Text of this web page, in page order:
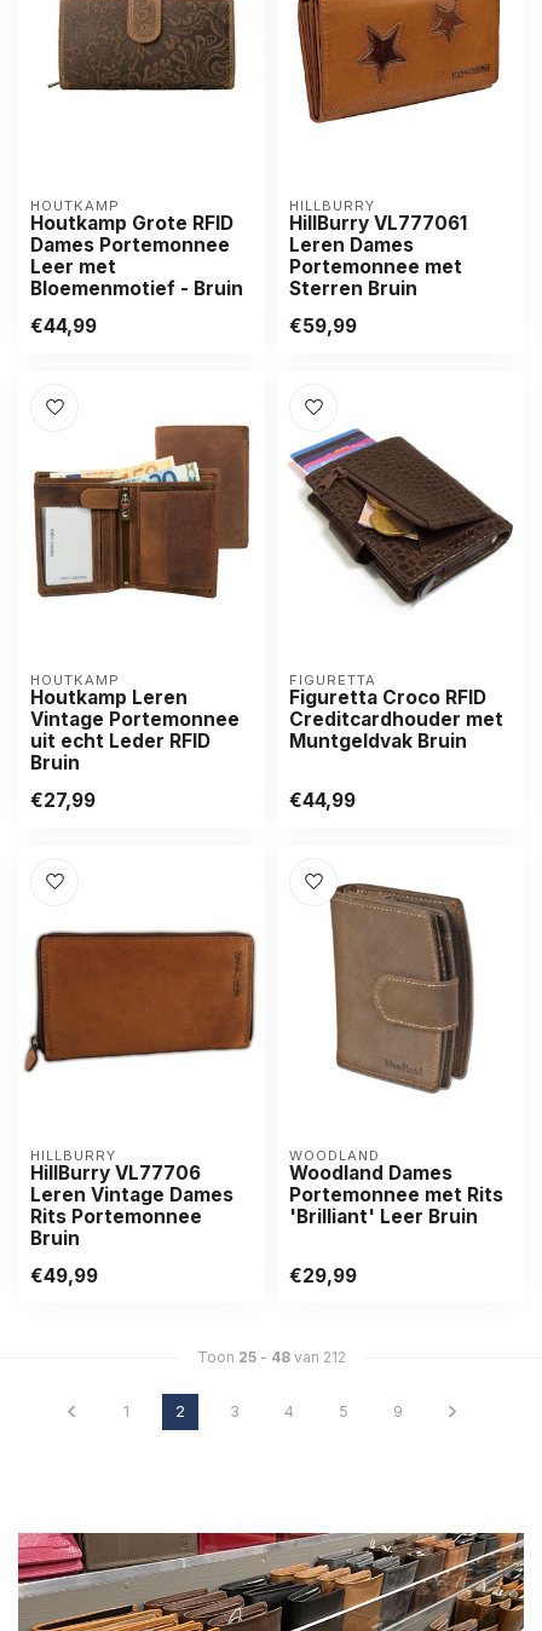
HOUTKAMP
Houtkamp Grote RFID
Dames Portemonnee
Leer met
Bloemenmotief - Bruin
€44,99
HILLBURRY
HillBurry VL777061
Leren Dames
Portemonnee met
Sterren Bruin
€59,99
HOUTKAMP
Houtkamp Leren
Vintage Portemonnee
uit echt Leder RFID
Bruin
€27,99
FIGURETTA
Figuretta Croco RFID
Creditcardhouder met
Muntgeldvak Bruin
€44,99
HILLBURRY
HillBurry VL77706
Leren Vintage Dames
Rits Portemonnee
Bruin
€49,99
WOODLAND
Woodland Dames
Portemonnee met Rits
'Brilliant' Leer Bruin
€29,99
Toon 25- 48van 212
1 2 3 4 5 9